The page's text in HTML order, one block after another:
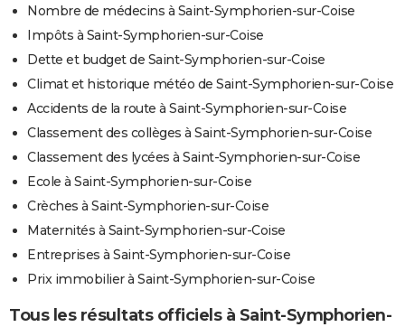
Nombre de médecins à Saint-Symphorien-sur-Coise
Impôts à Saint-Symphorien-sur-Coise
Dette et budget de Saint-Symphorien-sur-Coise
Climat et historique météo de Saint-Symphorien-sur-Coise
Accidents de la route à Saint-Symphorien-sur-Coise
Classement des collèges à Saint-Symphorien-sur-Coise
Classement des lycées à Saint-Symphorien-sur-Coise
Ecole à Saint-Symphorien-sur-Coise
Crèches à Saint-Symphorien-sur-Coise
Maternités à Saint-Symphorien-sur-Coise
Entreprises à Saint-Symphorien-sur-Coise
Prix immobilier à Saint-Symphorien-sur-Coise
Tous les résultats officiels à Saint-Symphorien-